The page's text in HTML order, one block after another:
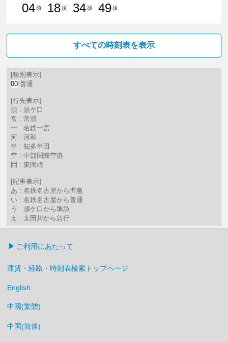
04須
18須
34須
49須
すべての時刻表を表示
[種別表示]
00:普通
[行先表示]
須 : 須ケ口
常 : 常滑
一 : 名鉄一宮
河 : 河和
半 : 知多半田
空 : 中部国際空港
岡 : 東岡崎
[記事表示]
あ : 名鉄名古屋から準急
い : 名鉄名古屋から普通
う : 須ケ口から準急
え : 太田川から急行
ご利用にあたって
運賃・経路・時刻表検索トップページ
English
中國(繁體)
中国(简体)